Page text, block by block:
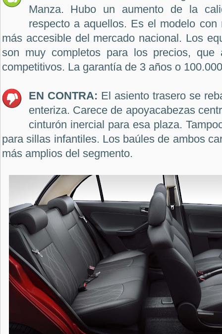
Manza. Hubo un aumento de la
respecto a aquellos. Es el modelo con
más accesible del mercado nacional. Los
son muy completos para los precios, que
competitivos. La garantía de 3 años o
EN CONTRA: El asiento trasero se
enteriza. Carece de apoyacabezas
cinturón inercial para esa plaza.
para sillas infantiles. Los baúles de ambos
más amplios del segmento.